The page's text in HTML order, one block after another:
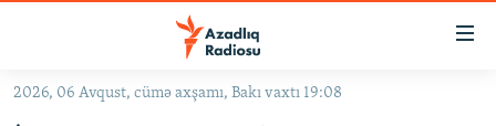
Əsas
2026, 06 Avqust, cümə axşamı, Bakı vaxtı 19:08